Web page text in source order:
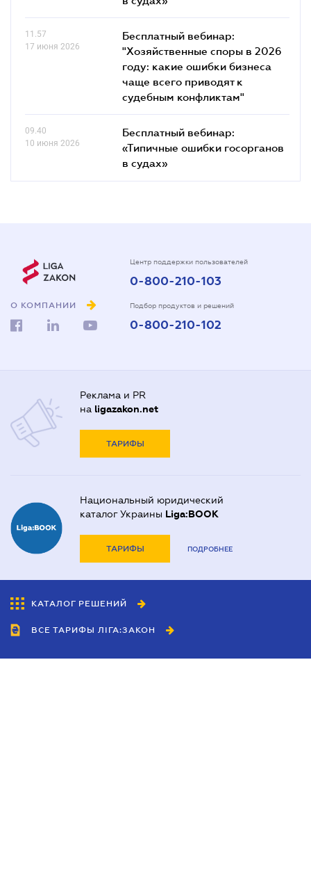
11.57
17 июня 2026
Бесплатный вебинар:
"Хозяйственные споры в 2026
году: какие ошибки бизнеса
чаще всего приводят к
судебным конфликтам"
09.40
10 июня 2026
Бесплатный вебинар:
«Типичные ошибки госорганов
в судах»
О КОМПАНИИ
Центр поддержки пользователей
0-800-210-103
Подбор продуктов и решений
0-800-210-102
Реклама и PR
на ligazakon.net
ТАРИФЫ
Национальный юридический
каталог Украины Liga:BOOK
ТАРИФЫ ПОДРОБНЕЕ
КАТАЛОГ РЕШЕНИЙ
ВСЕ ТАРИФЫ ЛІГА:ЗАКОН